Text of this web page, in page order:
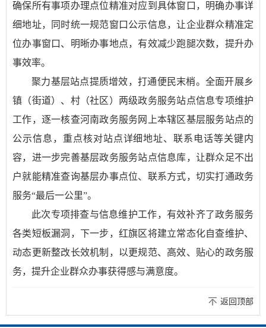
确保所有事项办理点位精准对应到具体窗口，明确办事详
细地址，同时统一规范窗口公示信息，让企业群众精准定
位办事窗口、明晰办事地点，有效减少跑腿次数，提升办
事效率。
聚力基层站点提质增效，打通便民末梢。全面开展乡
镇（街道）、村（社区）两级政务服务站点信息专项维护
工作，逐一核查河南政务服务网上本辖区基层服务站点的
公示信息，重点核对站点详细地址、联系电话等关键内
容，进一步完善基层政务服务站点信息库，让群众足不出
户就能精准查询基层办事点位、联系方式，切实打通政务
服务“最后一公里”。
此次专项排查与信息维护工作，有效补齐了政务服务
各类短板漏洞，下一步，红旗区将建立常态化自查维护、
动态更新整改长效机制，以更规范、高效、贴心的政务服
务，提升企业群众办事获得感与满意度。
返回顶部